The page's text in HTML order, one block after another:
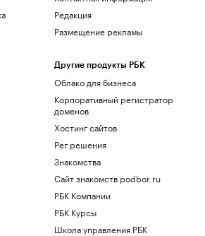
Редакция
Размещение рекламы
Другие продукты РБК
Облако для бизнеса
Корпоративный регистратор
доменов
Хостинг сайтов
Рег.решения
Знакомства
Сайт знакомств podbor.ru
РБК Компании
РБК Курсы
Школа управления РБК